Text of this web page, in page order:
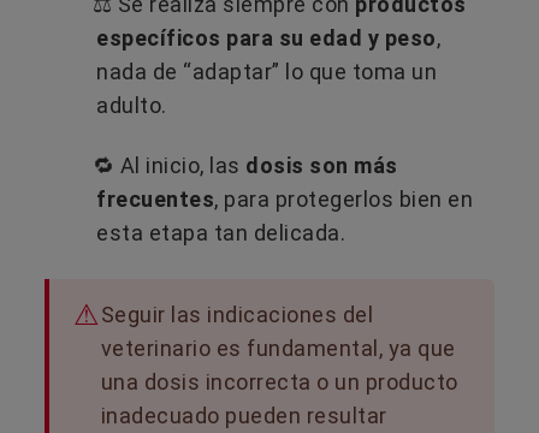
específicos para su edad y peso,
nada de “adaptar” lo que toma un
adulto.
🔁 Al inicio, las dosis son más
frecuentes, para protegerlos bien en
esta etapa tan delicada.
Seguir las indicaciones del
veterinario es fundamental, ya que
una dosis incorrecta o un producto
inadecuado pueden resultar